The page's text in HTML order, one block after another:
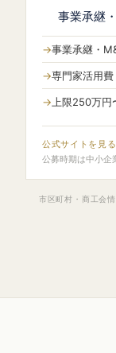
事業承継
事業承継・
専門家活用
上限250万円
公式サイトを見
公募時期は中小企
市区町村・商工会